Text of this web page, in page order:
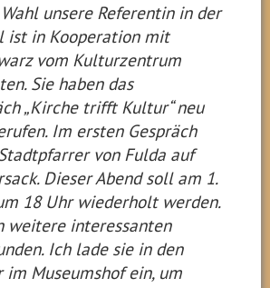
unsere Referentin in der
ist in Kooperation mit
vom Kulturzentrum
Sie haben das
„Kirche trifft Kultur“ neu
Im ersten Gespräch
von Fulda auf
Dieser Abend soll am 1.
18 Uhr wiederholt werden.
weitere interessanten
Ich lade sie in den
Museumshof ein, um